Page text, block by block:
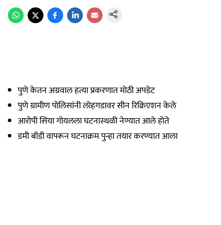
पुणे केतन अग्रवाल हत्या प्रकरणात मोठी अपडेट
पुणे ग्रामीण पोलिसांनी लोहगडावर सीन रिक्रिएशन केले
आरोपी सिया गोयलला घटनास्थळी नेण्यात आले होते
डमी बॉडी वापरून घटनाक्रम पुन्हा तयार करण्यात आला